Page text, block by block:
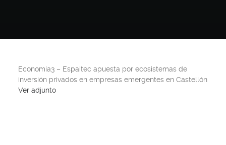
Economia3 – Espaitec apuesta por ecosistemas de
inversión privados en empresas emergentes en Castellón
Ver adjunto